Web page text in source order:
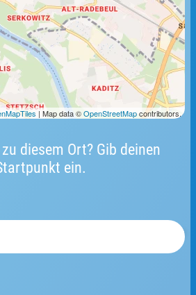
diesem Ort? Gib deinen
ein.
| Map data ©OpenStreetMapcontributors.